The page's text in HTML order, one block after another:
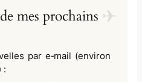
mes prochains
par e‑mail (environ
: